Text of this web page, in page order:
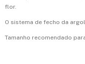
flor.
O sistema de fecho da
Tamanho recomendado